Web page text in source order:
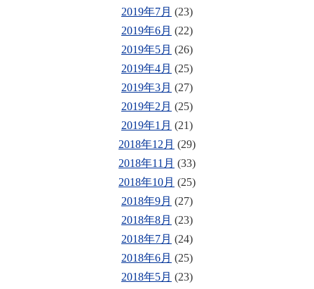
2019年7月 (23)
2019年6月 (22)
2019年5月 (26)
2019年4月 (25)
2019年3月 (27)
2019年2月 (25)
2019年1月 (21)
2018年12月 (29)
2018年11月 (33)
2018年10月 (25)
2018年9月 (27)
2018年8月 (23)
2018年7月 (24)
2018年6月 (25)
2018年5月 (23)